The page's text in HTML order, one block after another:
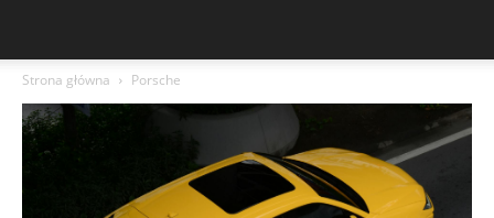
Strona główna Porsche